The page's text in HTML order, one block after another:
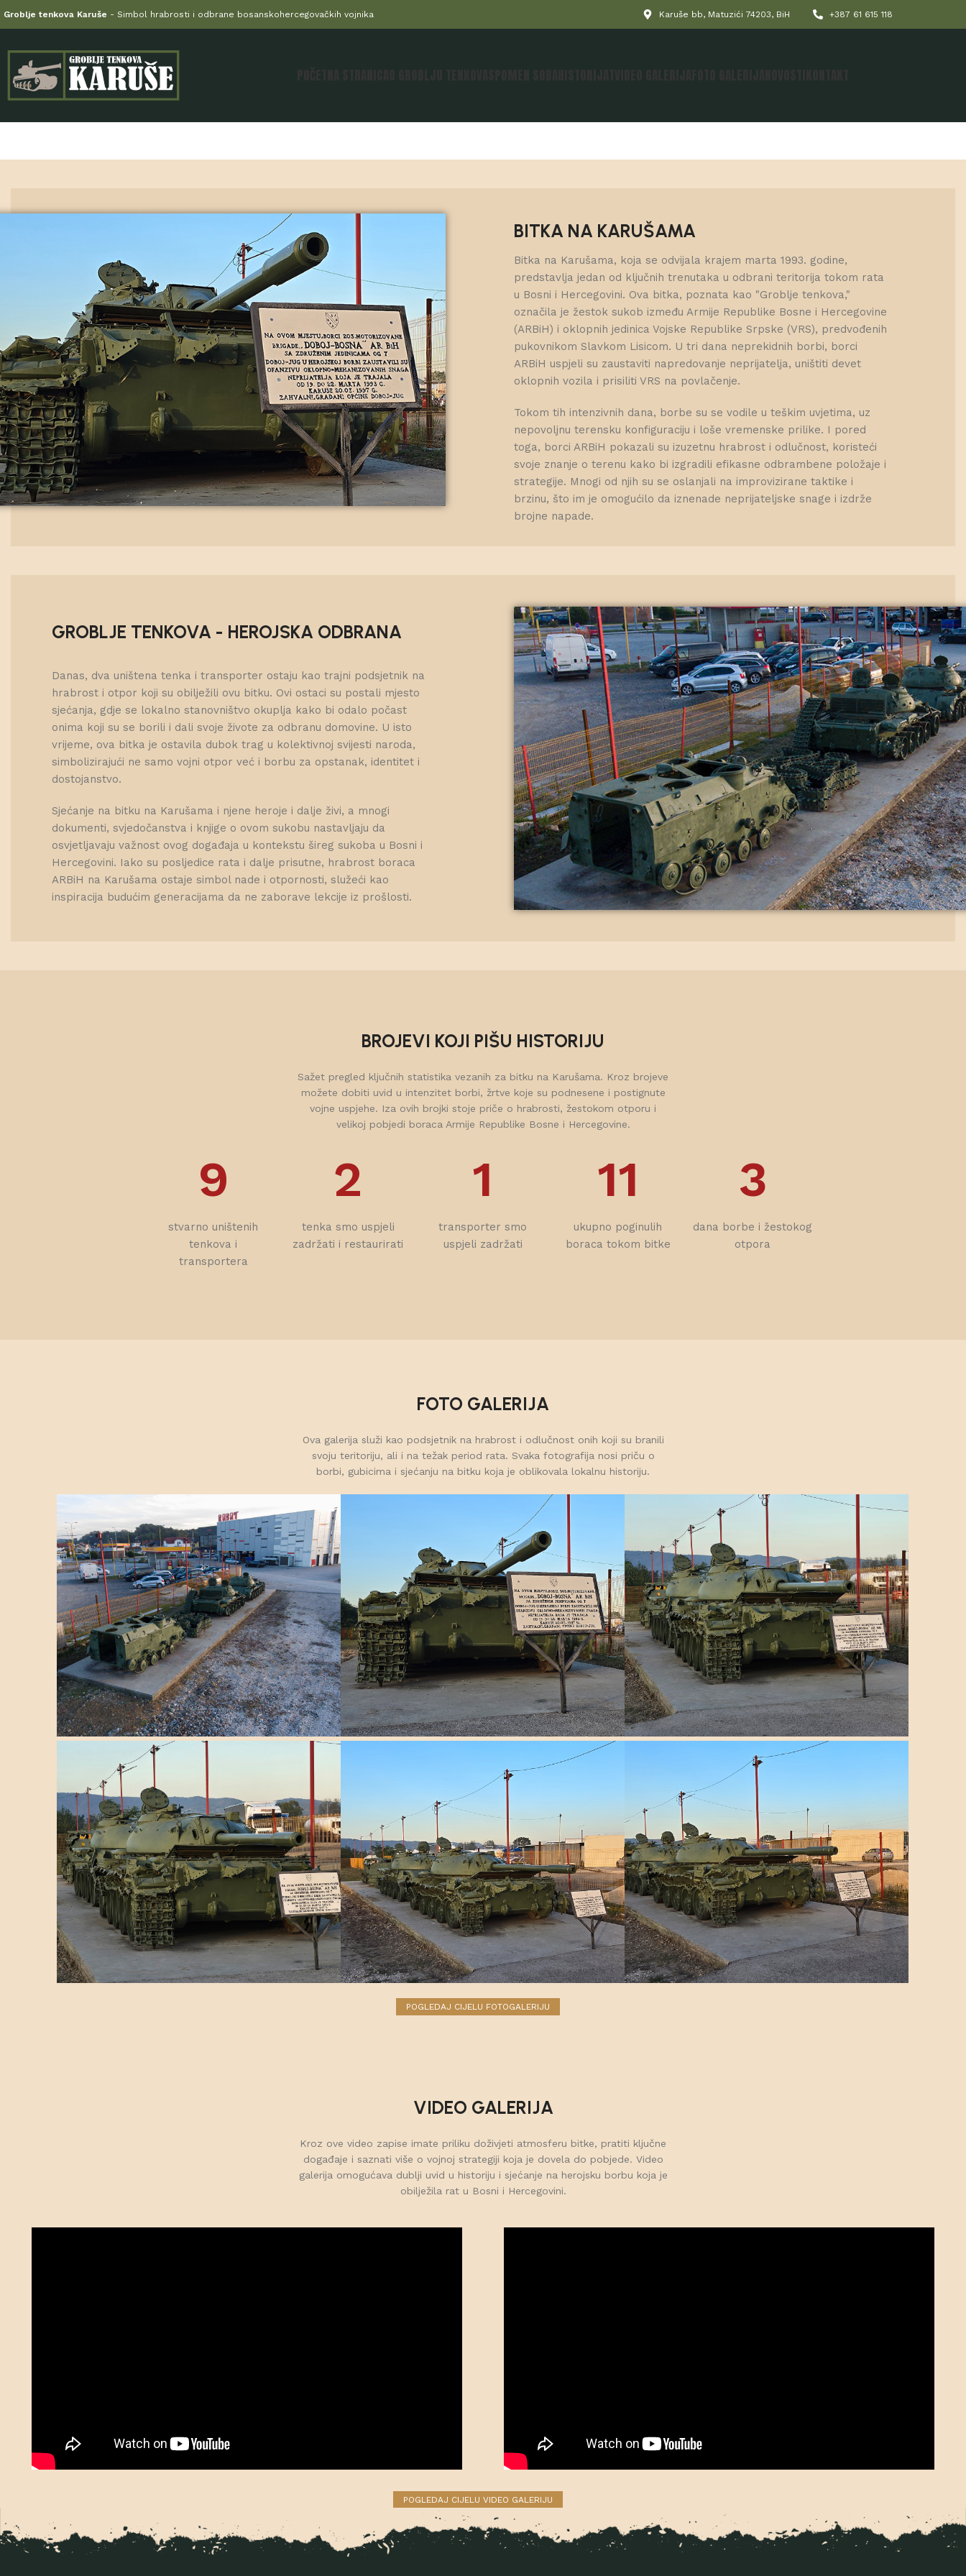
Groblje tenkova Karuše - Simbol hrabrosti i odbrane bosanskohercegovačkih vojnika Karuše bb, Matuzići 74203, BiH +387 61 615 118
BITKA NA KARUŠAMA
Bitka na Karušama, koja se odvijala krajem marta 1993. godine,
predstavlja jedan od ključnih trenutaka u odbrani teritorija tokom rata
u Bosni i Hercegovini. Ova bitka, poznata kao "Groblje tenkova,"
označila je žestok sukob između Armije Republike Bosne i Hercegovine
(ARBiH) i oklopnih jedinica Vojske Republike Srpske (VRS), predvođenih
pukovnikom Slavkom Lisicom. U tri dana neprekidnih borbi, borci
ARBiH uspjeli su zaustaviti napredovanje neprijatelja, uništiti devet
oklopnih vozila i prisiliti VRS na povlačenje.
Tokom tih intenzivnih dana, borbe su se vodile u teškim uvjetima, uz
nepovoljnu terensku konfiguraciju i loše vremenske prilike. I pored
toga, borci ARBiH pokazali su izuzetnu hrabrost i odlučnost, koristeći
svoje znanje o terenu kako bi izgradili efikasne odbrambene položaje i
strategije. Mnogi od njih su se oslanjali na improvizirane taktike i
brzinu, što im je omogućilo da iznenade neprijateljske snage i izdrže
brojne napade.
GROBLJE TENKOVA - HEROJSKA ODBRANA
Danas, dva uništena tenka i transporter ostaju kao trajni podsjetnik na
hrabrost i otpor koji su obilježili ovu bitku. Ovi ostaci su postali mjesto
sjećanja, gdje se lokalno stanovništvo okuplja kako bi odalo počast
onima koji su se borili i dali svoje živote za odbranu domovine. U isto
vrijeme, ova bitka je ostavila dubok trag u kolektivnoj svijesti naroda,
simbolizirajući ne samo vojni otpor već i borbu za opstanak, identitet i
dostojanstvo.
Sjećanje na bitku na Karušama i njene heroje i dalje živi, a mnogi
dokumenti, svjedočanstva i knjige o ovom sukobu nastavljaju da
osvjetljavaju važnost ovog događaja u kontekstu šireg sukoba u Bosni i
Hercegovini. Iako su posljedice rata i dalje prisutne, hrabrost boraca
ARBiH na Karušama ostaje simbol nade i otpornosti, služeći kao
inspiracija budućim generacijama da ne zaborave lekcije iz prošlosti.
BROJEVI KOJI PIŠU HISTORIJU
Sažet pregled ključnih statistika vezanih za bitku na Karušama. Kroz brojeve
možete dobiti uvid u intenzitet borbi, žrtve koje su podnesene i postignute
vojne uspjehe. Iza ovih brojki stoje priče o hrabrosti, žestokom otporu i
velikoj pobjedi boraca Armije Republike Bosne i Hercegovine.
stvarno uništenih
tenkova i
transportera
9
tenka smo uspjeli
zadržati i restaurirati
2
transporter smo
uspjeli zadržati
1
ukupno poginulih
boraca tokom bitke
11
dana borbe i žestokog
otpora
3
FOTO GALERIJA
Ova galerija služi kao podsjetnik na hrabrost i odlučnost onih koji su branili
svoju teritoriju, ali i na težak period rata. Svaka fotografija nosi priču o
borbi, gubicima i sjećanju na bitku koja je oblikovala lokalnu historiju.
POGLEDAJ CIJELU FOTOGALERIJU
VIDEO GALERIJA
Kroz ove video zapise imate priliku doživjeti atmosferu bitke, pratiti ključne
događaje i saznati više o vojnoj strategiji koja je dovela do pobjede. Video
galerija omogućava dublji uvid u historiju i sjećanje na herojsku borbu koja je
obilježila rat u Bosni i Hercegovini.
POGLEDAJ CIJELU VIDEO GALERIJU